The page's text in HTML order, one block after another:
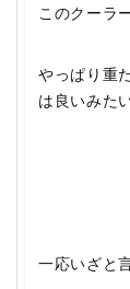
このクーラ
やっぱり重
は良いみた
一応いざと